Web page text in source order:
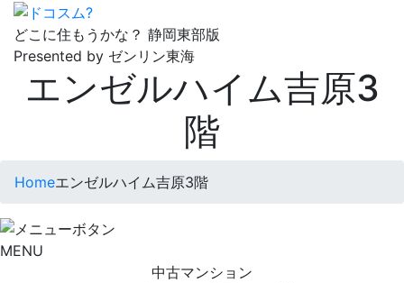
どこに住もうかな？ 静岡東部版
Presented by ゼンリン東海
エンゼルハイム吉原3
階
Homeエンゼルハイム吉原3階
MENU
中古マンション